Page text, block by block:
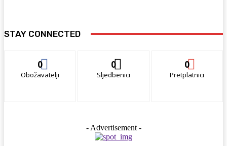
STAY CONNECTED
0
Obožavatelji
0
Sljedbenici
0
Pretplatnici
- Advertisement -